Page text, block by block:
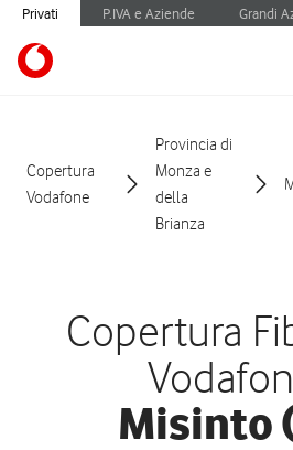
Privati P.IVA e Aziende Grandi
Copertura
Vodafone
Provincia di
Monza e
della
Brianza
Copertura
Misinto